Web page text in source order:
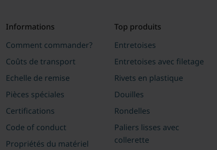
Informations
Comment commander?
Coûts de transport
Echelle de remise
Pièces spéciales
Certifications
Code of conduct
Propriétés du matériel
Top produits
Entretoises
Entretoises avec filetage
Rivets en plastique
Douilles
Rondelles
Paliers lisses avec
collerette